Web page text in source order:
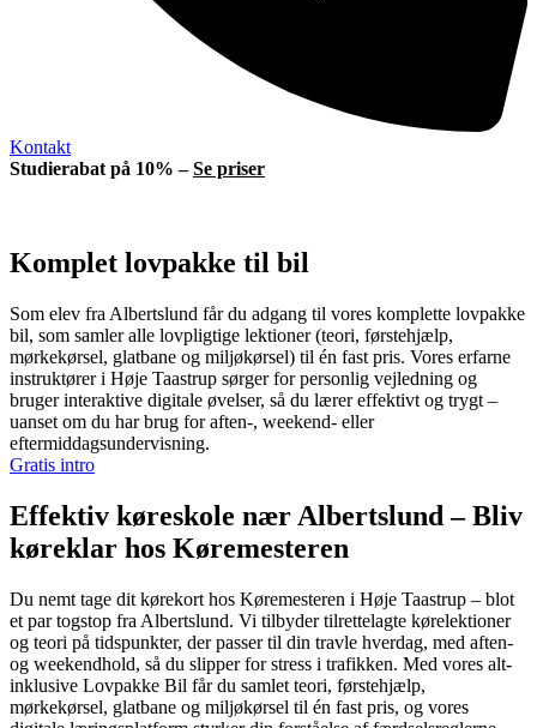
Kontakt
Studierabat på 10% –Se priser
Komplet lovpakke til bil
Som elev fra Albertslund får du adgang til vores komplette lovpakke
bil, som samler alle lovpligtige lektioner (teori, førstehjælp,
mørkekørsel, glatbane og miljøkørsel) til én fast pris. Vores erfarne
instruktører i Høje Taastrup sørger for personlig vejledning og
bruger interaktive digitale øvelser, så du lærer effektivt og trygt –
uanset om du har brug for aften-, weekend- eller
eftermiddagsundervisning.
Gratis intro
Effektiv køreskole nær Albertslund – Bliv
køreklar hos Køremesteren
Du nemt tage dit kørekort hos Køremesteren i Høje Taastrup – blot
et par togstop fra Albertslund. Vi tilbyder tilrettelagte kørelektioner
og teori på tidspunkter, der passer til din travle hverdag, med aften-
og weekendhold, så du slipper for stress i trafikken. Med vores alt-
inklusive Lovpakke Bil får du samlet teori, førstehjælp,
mørkekørsel, glatbane og miljøkørsel til én fast pris, og vores